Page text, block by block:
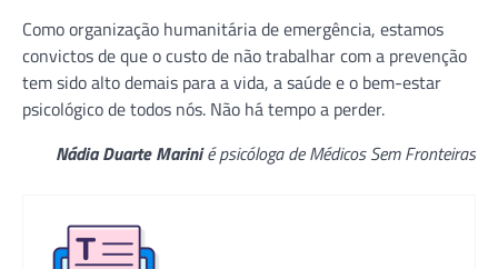
Como organização humanitária de emergência, estamos
convictos de que o custo de não trabalhar com a prevenção
tem sido alto demais para a vida, a saúde e o bem-estar
psicológico de todos nós. Não há tempo a perder.
Nádia Duarte Marinié psicóloga de Médicos Sem Fronteiras